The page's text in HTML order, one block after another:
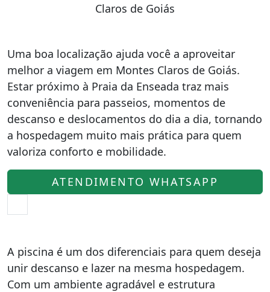
Claros de Goiás
Uma boa localização ajuda você a aproveitar
melhor a viagem em Montes Claros de Goiás.
Estar próximo à Praia da Enseada traz mais
conveniência para passeios, momentos de
descanso e deslocamentos do dia a dia, tornando
a hospedagem muito mais prática para quem
valoriza conforto e mobilidade.
ATENDIMENTO WHATSAPP
A piscina é um dos diferenciais para quem deseja
unir descanso e lazer na mesma hospedagem.
Com um ambiente agradável e estrutura